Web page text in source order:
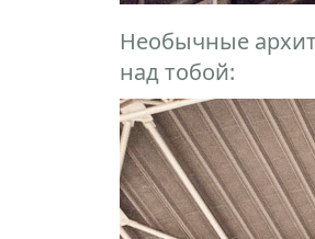
Необычные
над тобой: